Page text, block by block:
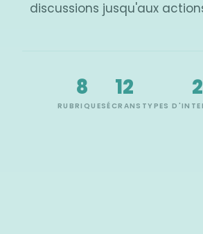
discussions jusqu'aux
8
RUBRIQUES
12
ÉCRANS
2
TYPES